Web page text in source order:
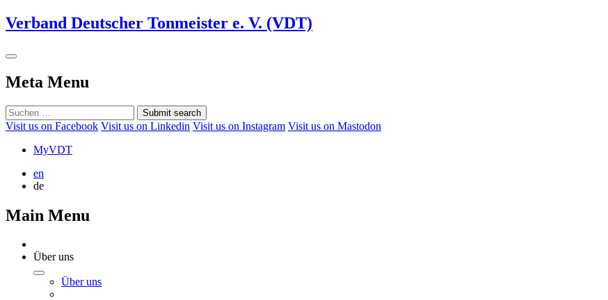
Verband Deutscher Tonmeister e. V. (VDT)
Meta Menu
Submit search
Visit us on Facebook Visit us on Linkedin Visit us on Instagram Visit us on Mastodon
MyVDT
en
de
Main Menu
Über uns
Über uns